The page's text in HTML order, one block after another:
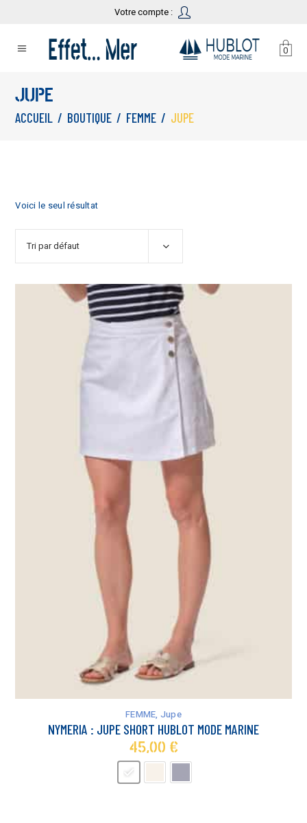
Votre compte :
0
JUPE
ACCUEIL / BOUTIQUE / FEMME / JUPE
Voici le seul résultat
Tri par défaut
FEMME, Jupe
NYMERIA : JUPE SHORT HUBLOT MODE MARINE
45,00€